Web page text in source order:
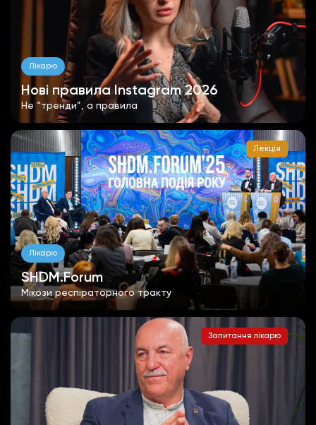
Лікарю
Нові правила Instagram 2026
Не “тренди”, а правила
Лекція
Лікарю
SHDM.Forum
Мікози респіраторного тракту
Запитання лікарю